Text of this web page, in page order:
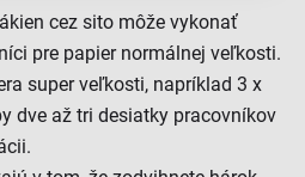
cez sito môže vykonať
pre papier normálnej veľkosti.
super veľkosti, napríklad 3 x
dve až tri desiatky pracovníkov